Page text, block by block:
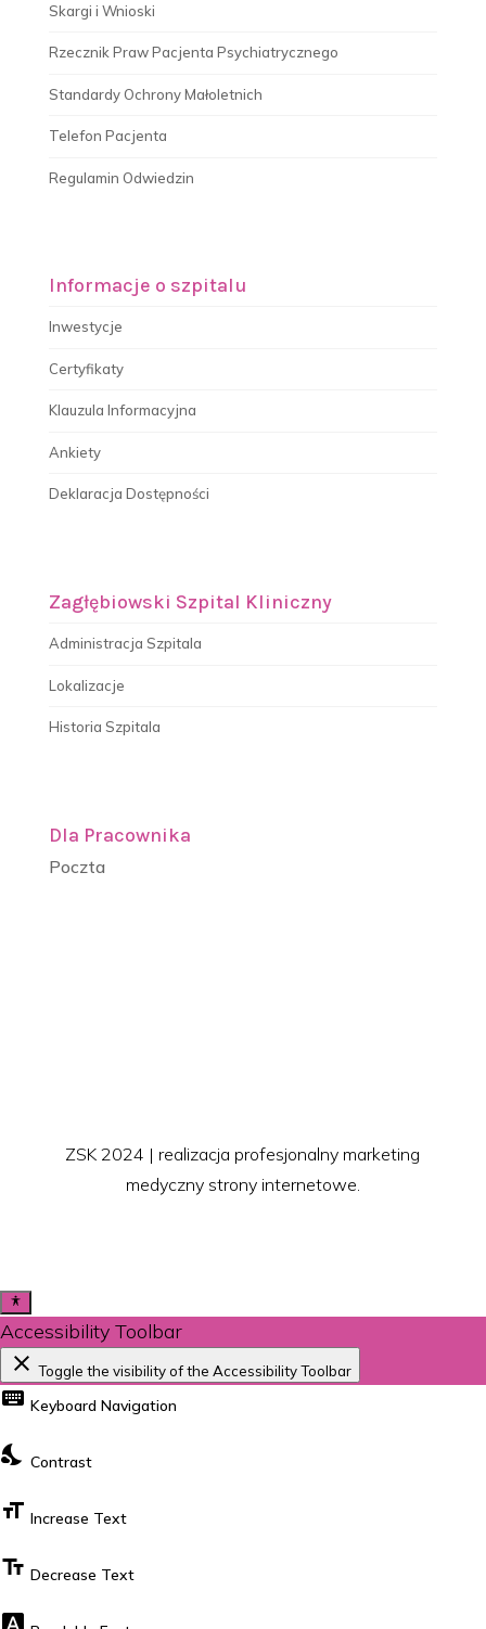
Skargi i Wnioski
Rzecznik Praw Pacjenta Psychiatrycznego
Standardy Ochrony Małoletnich
Telefon Pacjenta
Regulamin Odwiedzin
Informacje o szpitalu
Inwestycje
Certyfikaty
Klauzula Informacyjna
Ankiety
Deklaracja Dostępności
Zagłębiowski Szpital Kliniczny
Administracja Szpitala
Lokalizacje
Historia Szpitala
Dla Pracownika
Poczta
ZSK 2024 | realizacja profesjonalny marketing
medyczny strony internetowe.
Accessibility Toolbar
close Toggle the visibility of the Accessibility Toolbar
keyboard Keyboard Navigation
nights_stay Contrast
format_size Increase Text
text_fields Decrease Text
font_download